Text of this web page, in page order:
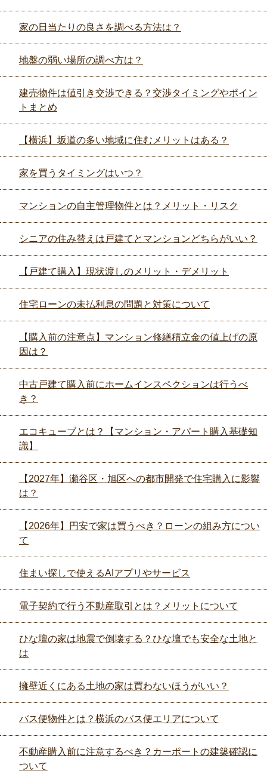
家の日当たりの良さを調べる方法は？
地盤の弱い場所の調べ方は？
建売物件は値引き交渉できる？交渉タイミングやポイン
トまとめ
【横浜】坂道の多い地域に住むメリットはある？
家を買うタイミングはいつ？
マンションの自主管理物件とは？メリット・リスク
シニアの住み替えは戸建てとマンションどちらがいい？
【戸建て購入】現状渡しのメリット・デメリット
住宅ローンの未払利息の問題と対策について
【購入前の注意点】マンション修繕積立金の値上げの原
因は？
中古戸建て購入前にホームインスペクションは行うべ
き？
エコキューブとは？【マンション・アパート購入基礎知
識】
【2027年】瀬谷区・旭区への都市開発で住宅購入に影響
は？
【2026年】円安で家は買うべき？ローンの組み方につい
て
住まい探しで使えるAIアプリやサービス
電子契約で行う不動産取引とは？メリットについて
ひな壇の家は地震で倒壊する？ひな壇でも安全な土地と
は
擁壁近くにある土地の家は買わないほうがいい？
バス便物件とは？横浜のバス便エリアについて
不動産購入前に注意するべき？カーポートの建築確認に
ついて